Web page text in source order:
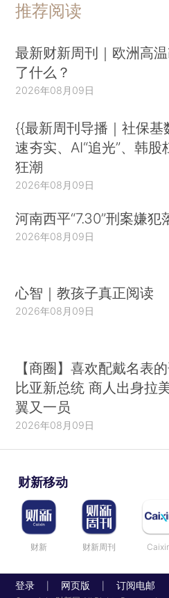
推荐阅读
最新财新周刊｜欧洲高
了什么？
2026年08月09日
{{最新周刊导播｜社保基
速夯实、AI“追光”、韩股
狂潮
2026年08月09日
河南西平“7.30”刑案嫌犯
2026年08月09日
心智｜教孩子真正阅读
2026年08月09日
【商圈】喜欢配戴名表
比亚新总统 商人出身拉
翼又一员
2026年08月09日
财新移动
财新 财新周刊
登录 网页版 订阅电邮